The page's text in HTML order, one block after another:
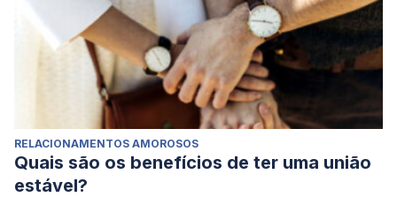
RELACIONAMENTOS AMOROSOS
Quais são os benefícios de ter uma união
estável?